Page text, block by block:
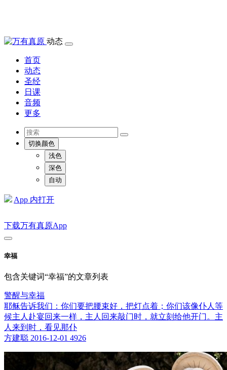
动态
首页
动态
圣经
日课
音频
更多
切换颜色
浅色
深色
自动
App 内打开
下载万有真原App
幸福
包含关键词“幸福”的文章列表
警醒与幸福
耶稣告诉我们：你们要把腰束好，把灯点着；你们该像仆人等
候主人赴宴回来一样，主人回来敲门时，就立刻给他开门。主
人来到时，看见那仆
方建聪 2016-12-01 4926